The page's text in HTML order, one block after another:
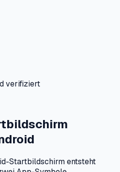
verifiziert
Startbildschirm entsteht